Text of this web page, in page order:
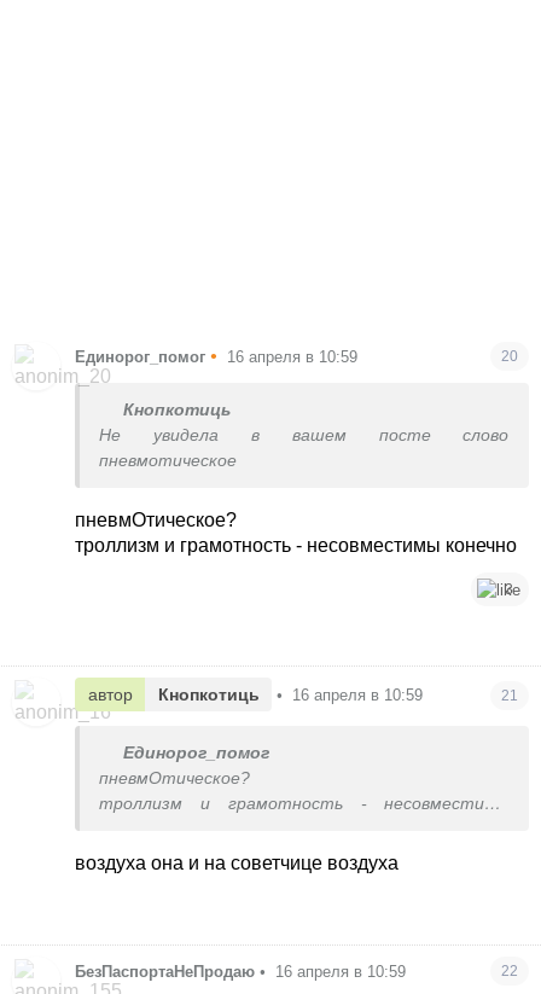
Единорог_помог • 16 апреля в 10:59 20
Кнопкотиць
Не увидела в вашем посте слово
пневмотическое
пневмОтическое?
троллизм и грамотность - несовместимы конечно
3
автор Кнопкотиць • 16 апреля в 10:59 21
Единорог_помог
пневмОтическое?
троллизм и грамотность - несовместимы
воздуха она и на советчице воздуха
БезПаспортаНеПродаю • 16 апреля в 10:59 22